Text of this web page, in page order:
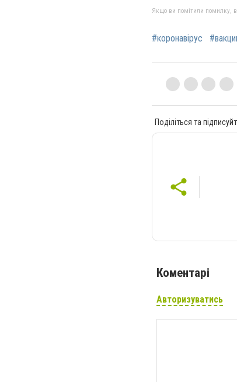
Якщо ви помітили помилку,
#коронавірус
Поділіться та
Коментарі
Авторизуватись